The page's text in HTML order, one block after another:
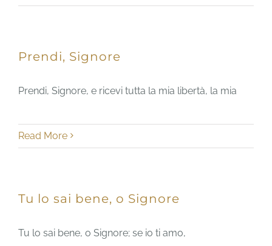
Prendi, Signore
Prendi, Signore, e ricevi tutta la mia libertà, la mia
Read More
Tu lo sai bene, o Signore
Tu lo sai bene, o Signore; se io ti amo,